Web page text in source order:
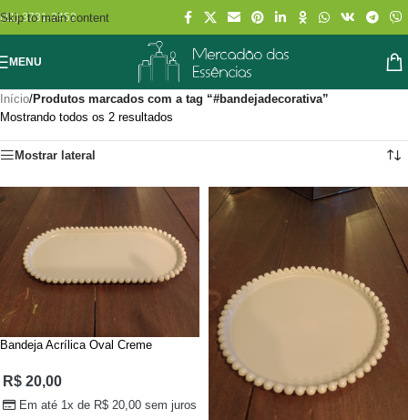
Skip to main content
(11) 3731-2452
MENU
Início/Produtos marcados com a tag “#bandejadecorativa”
Mostrando todos os 2 resultados
Mostrar lateral
Bandeja Acrílica Oval Creme
R$20,00
Em até 1x de R$ 20,00 sem juros